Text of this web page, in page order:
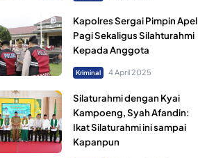
Kapolres Sergai Pimpin Apel
Pagi Sekaligus Silahturahmi
Kepada Anggota
Kriminal 4 April 2025
Silaturahmi dengan Kyai
Kampoeng, Syah Afandin:
Ikat Silaturahmi ini sampai
Kapanpun